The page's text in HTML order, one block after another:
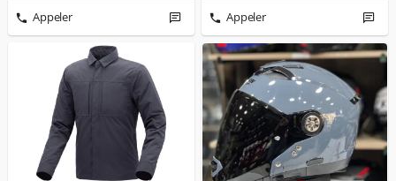
Appeler Appeler